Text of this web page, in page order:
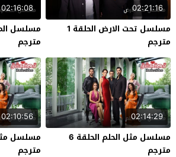
02:21:16
مسلسل تحت الارض الحلقة 1
مترجم
02:16:08
مترجم
02:14:29
مسلسل مثل الحلم الحلقة 6
مترجم
02:10:56
مترجم